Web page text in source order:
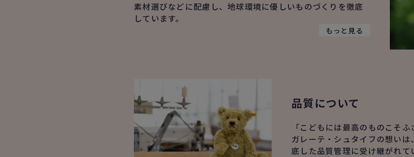
素材選びなどに配慮し、地球環境に優しいものづくりを徹底
しています。
もっと見る
品質について
「こどもには最高のものこそ
ガレーテ・シュタイフの想い
底した品質管理に受け継がれて